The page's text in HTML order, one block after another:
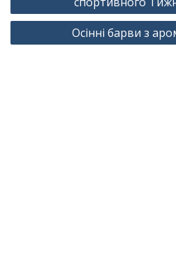
Осінні барви з